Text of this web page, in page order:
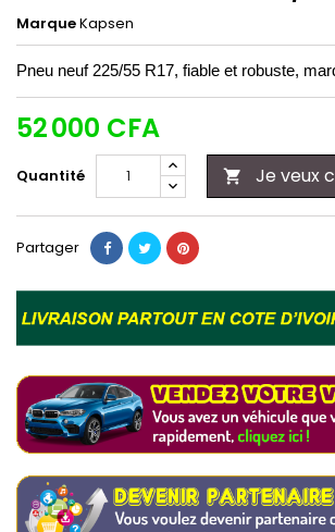
MarqueKapsen
Pneu neuf 225/55 R17, fiable et robuste,
52 000 CFA
Quantité  Je veux
Partager